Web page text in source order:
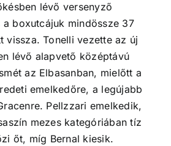
lévő versenyző
boxutcájuk mindössze 37
vissza. Tonelli vezette az új
lévő alapvető középtávú
az Elbasanban, mielőtt a
emelkedőre, a legújabb
Pellzzari emelkedik,
mezes kategóriában tíz
őt, míg Bernal kiesik.